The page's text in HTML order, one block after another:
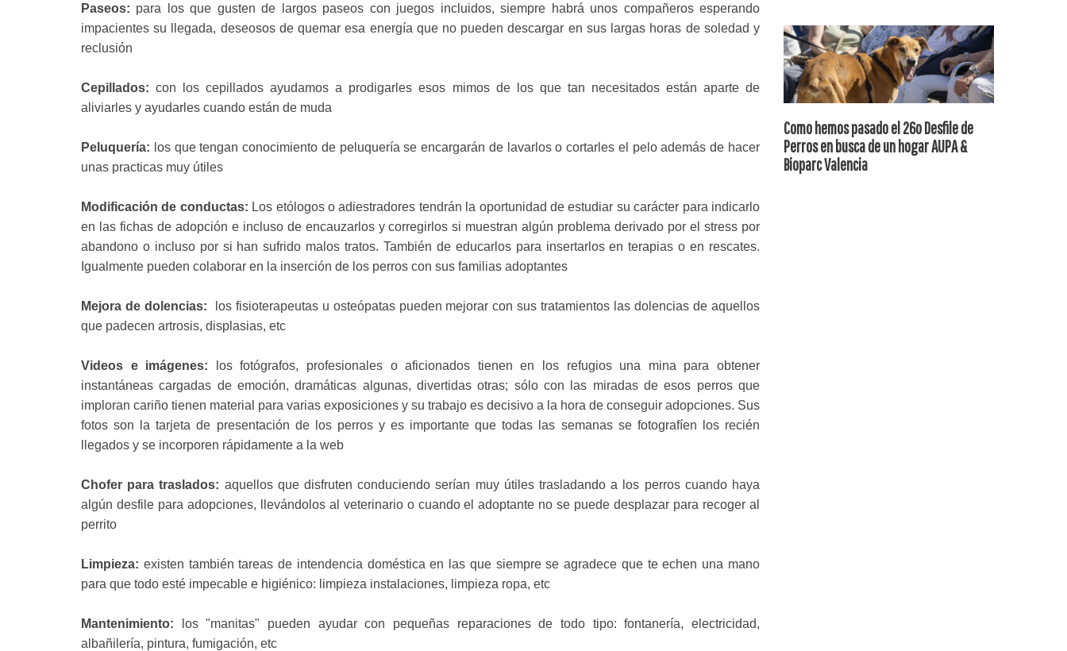
Paseos: para los que gusten de largos paseos con juegos incluidos, siempre habrá unos compañeros esperando
impacientes su llegada, deseosos de quemar esa energía que no pueden descargar en sus largas horas de soledad y
reclusión
Cepillados: con los cepillados ayudamos a prodigarles esos mimos de los que tan necesitados están aparte de
aliviarles y ayudarles cuando están de muda
Peluquería: los que tengan conocimiento de peluquería se encargarán de lavarlos o cortarles el pelo además de hacer
unas practicas muy útiles
Modificación de conductas: Los etólogos o adiestradores tendrán la oportunidad de estudiar su carácter para indicarlo
en las fichas de adopción e incluso de encauzarlos y corregirlos si muestran algún problema derivado por el stress por
abandono o incluso por si han sufrido malos tratos. También de educarlos para insertarlos en terapias o en rescates.
Igualmente pueden colaborar en la inserción de los perros con sus familias adoptantes
Mejora de dolencias: los fisioterapeutas u osteópatas pueden mejorar con sus tratamientos las dolencias de aquellos
que padecen artrosis, displasias, etc
Videos e imágenes: los fotógrafos, profesionales o aficionados tienen en los refugios una mina para obtener
instantáneas cargadas de emoción, dramáticas algunas, divertidas otras; sólo con las miradas de esos perros que
imploran cariño tienen material para varias exposiciones y su trabajo es decisivo a la hora de conseguir adopciones. Sus
fotos son la tarjeta de presentación de los perros y es importante que todas las semanas se fotografíen los recién
llegados y se incorporen rápidamente a la web
Chofer para traslados: aquellos que disfruten conduciendo serían muy útiles trasladando a los perros cuando haya
algún desfile para adopciones, llevándolos al veterinario o cuando el adoptante no se puede desplazar para recoger al
perrito
Limpieza: existen también tareas de intendencia doméstica en las que siempre se agradece que te echen una mano
para que todo esté impecable e higiénico: limpieza instalaciones, limpieza ropa, etc
Mantenimiento: los "manitas" pueden ayudar con pequeñas reparaciones de todo tipo: fontanería, electricidad,
albañilería, pintura, fumigación, etc
Como hemos pasado el 26o Desfile de
Perros en busca de un hogar AUPA &
Bioparc Valencia